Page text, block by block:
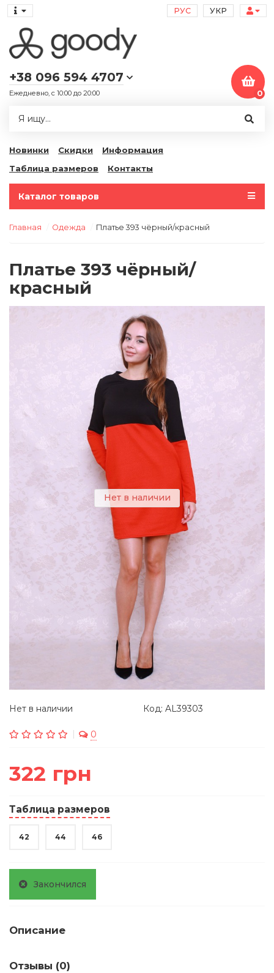
РУС УКР
+38 096 594 4707
Ежедневно, с 10:00 до 20:00 0
Новинки Скидки
Информация
Таблица размеров
Контакты
Каталог товаров
Главная Одежда Платье 393 чёрный/красный
Платье 393 чёрный/
красный
Нет в наличии
Нет в наличии Код: AL39303
0
322 грн
Таблица размеров
42 44 46
Закончился
Описание
Отзывы (0)